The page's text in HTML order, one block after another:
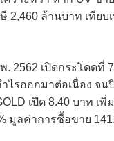
2,460 ล้านบาท เทีย
2562 เปิดกระโดดที่
ไรออกมาต่อเนื่อง จ
เปิด 8.40 บาท
มูลค่าการซื้อขาย